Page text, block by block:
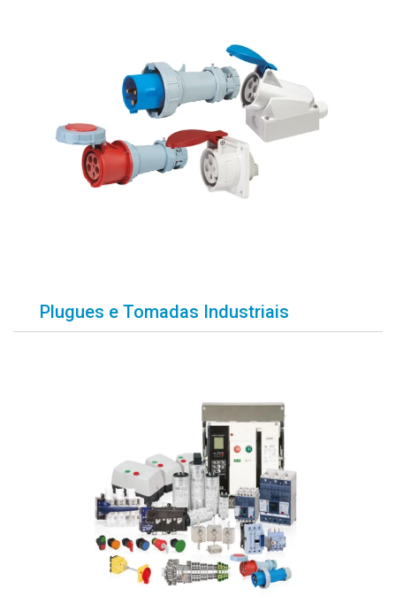
Plugues e Tomadas Industriais